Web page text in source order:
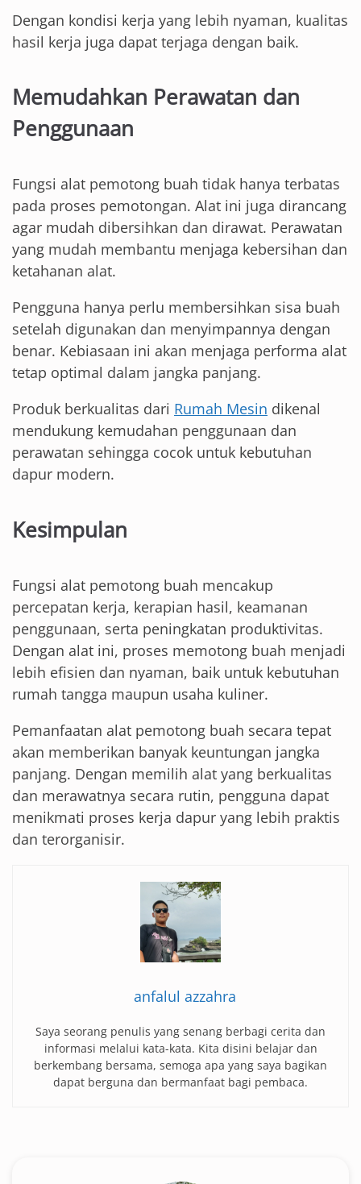
Dengan kondisi kerja yang lebih nyaman, kualitas
hasil kerja juga dapat terjaga dengan baik.
Memudahkan Perawatan dan
Penggunaan
Fungsi alat pemotong buah tidak hanya terbatas
pada proses pemotongan. Alat ini juga dirancang
agar mudah dibersihkan dan dirawat. Perawatan
yang mudah membantu menjaga kebersihan dan
ketahanan alat.
Pengguna hanya perlu membersihkan sisa buah
setelah digunakan dan menyimpannya dengan
benar. Kebiasaan ini akan menjaga performa alat
tetap optimal dalam jangka panjang.
Produk berkualitas dari Rumah Mesin dikenal
mendukung kemudahan penggunaan dan
perawatan sehingga cocok untuk kebutuhan
dapur modern.
Kesimpulan
Fungsi alat pemotong buah mencakup
percepatan kerja, kerapian hasil, keamanan
penggunaan, serta peningkatan produktivitas.
Dengan alat ini, proses memotong buah menjadi
lebih efisien dan nyaman, baik untuk kebutuhan
rumah tangga maupun usaha kuliner.
Pemanfaatan alat pemotong buah secara tepat
akan memberikan banyak keuntungan jangka
panjang. Dengan memilih alat yang berkualitas
dan merawatnya secara rutin, pengguna dapat
menikmati proses kerja dapur yang lebih praktis
dan terorganisir.
anfalul azzahra
Saya seorang penulis yang senang berbagi cerita dan
informasi melalui kata-kata. Kita disini belajar dan
berkembang bersama, semoga apa yang saya bagikan
dapat berguna dan bermanfaat bagi pembaca.